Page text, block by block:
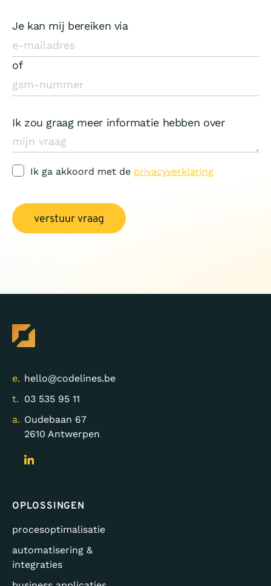
Je kan mij bereiken via
of
Ik zou graag meer informatie hebben over
Ik ga akkoord met de privacyverklaring
verstuur vraag
e. hello@codelines.be
t. 03 535 95 11
a. Oudebaan 67
2610 Antwerpen
OPLOSSINGEN
procesoptimalisatie
automatisering &
integraties